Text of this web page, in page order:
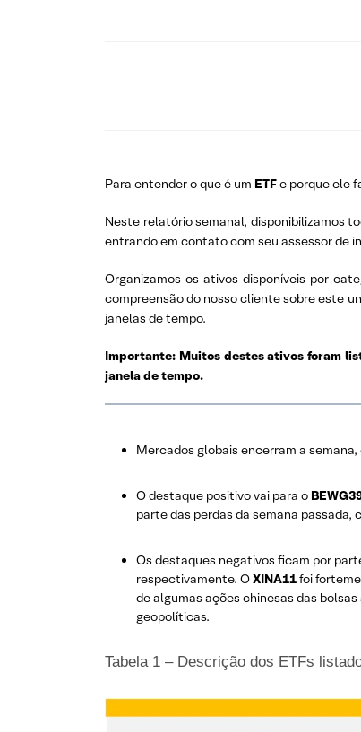
Para entender o que é um ETFe porque ele
Neste relatório semanal, disponibilizamos
entrando em contato com seu assessor de
Organizamos os ativos disponíveis por
compreensão do nosso cliente sobre este
janelas de tempo.
Importante: Muitos destes ativos foram
janela de tempo.
Mercados globais encerram a
O destaque positivo vai para o
parte das perdas da semana
Os destaques negativos ficam por
respectivamente. OXINA11foi
de algumas ações chinesas das bolsas
geopolíticas.
Tabela 1 – Descrição dos ETFs